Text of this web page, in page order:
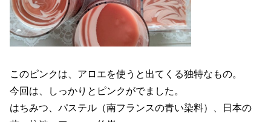
このピンクは、アロエを使うと出てくる独特なもの。
今回は、しっかりとピンクがでました。
はちみつ、パステル（南フランスの青い染料）、日本の